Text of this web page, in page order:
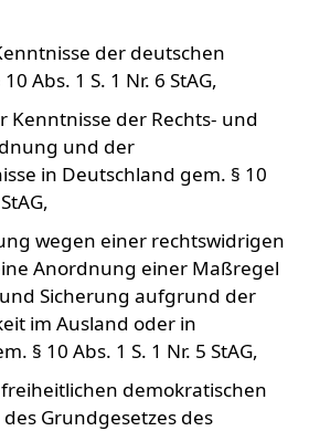
der deutschen
Abs. 1 S. 1 Nr. 6 StAG,
der Rechts- und
und der
in Deutschland gem. § 10
wegen einer rechtswidrigen
Anordnung einer Maßregel
Sicherung aufgrund der
im Ausland oder in
§ 10 Abs. 1 S. 1 Nr. 5 StAG,
demokratischen
Grundgesetzes des